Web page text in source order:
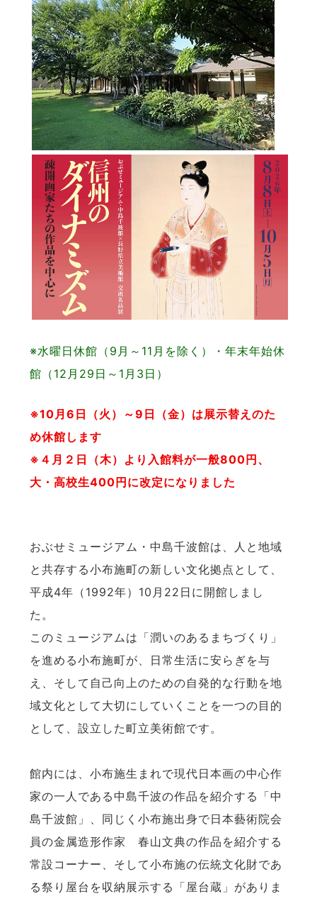
※水曜日休館（9月～11月を除く）・年末年始休
館（12月29日～1月3日）
※10月6日（火）～9日（金）は展示替えのた
め休館します
※４月２日（木）より入館料が一般800円、
大・高校生400円に改定になりました
おぶせミュージアム・中島千波館は、人と地域
と共存する小布施町の新しい文化拠点として、
平成4年（1992年）10月22日に開館しまし
た。
このミュージアムは「潤いのあるまちづくり」
を進める小布施町が、日常生活に安らぎを与
え、そして自己向上のための自発的な行動を地
域文化として大切にしていくことを一つの目的
として、設立した町立美術館です。
館内には、小布施生まれで現代日本画の中心作
家の一人である中島千波の作品を紹介する「中
島千波館」、同じく小布施出身で日本藝術院会
員の金属造形作家 春山文典の作品を紹介する
常設コーナー、そして小布施の伝統文化財であ
る祭り屋台を収納展示する「屋台蔵」がありま